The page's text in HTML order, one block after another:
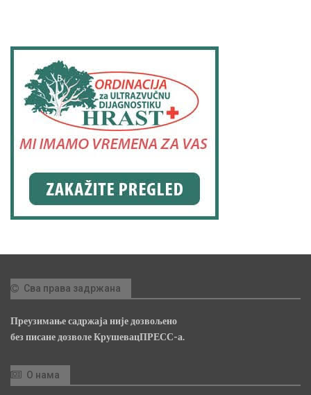
Сва права задржана
Преузимање садржаја није дозвољено
без писане дозволе КрушевацПРЕСС-а.
О нама